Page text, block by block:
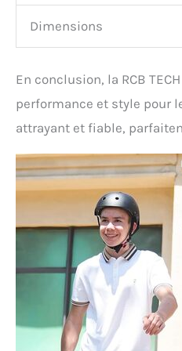
Dimensions
En conclusion, la RCB
performance et style pour
attrayant et fiable,